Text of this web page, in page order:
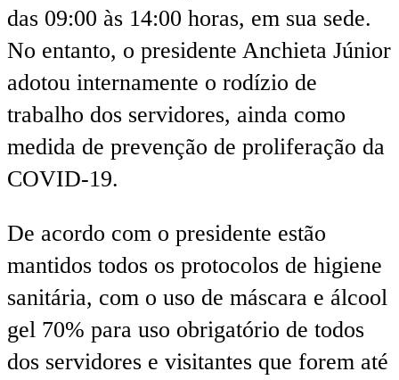
das 09:00 às 14:00 horas, em sua sede.
No entanto, o presidente Anchieta Júnior
adotou internamente o rodízio de
trabalho dos servidores, ainda como
medida de prevenção de proliferação da
COVID-19.
De acordo com o presidente estão
mantidos todos os protocolos de higiene
sanitária, com o uso de máscara e álcool
gel 70% para uso obrigatório de todos
dos servidores e visitantes que forem até